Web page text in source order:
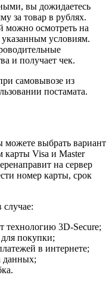
вы дожидаетесь
за товар в рублях.
можно осмотреть на
условиям.
и получает чек.
самовывозе из
постамата.
можете выбрать вариант
Visa и Master
на сервер
номер карты, срок
случае:
технологию 3D-Secure;
для покупки;
в интернете;
данных;